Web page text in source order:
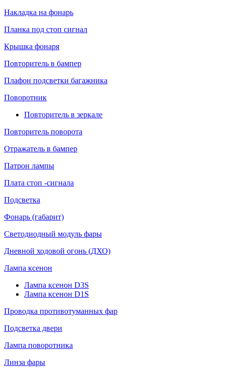
Накладка на фонарь
Планка под стоп сигнал
Крышка фонаря
Повторитель в бампер
Плафон подсветки багажника
Поворотник
Повторитель в зеркале
Повторитель поворота
Отражатель в бампер
Патрон лампы
Плата стоп -сигнала
Подсветка
Фонарь (габарит)
Светодиодный модуль фары
Дневной ходовой огонь (ДХО)
Лампа ксенон
Лампа ксенон D3S
Лампа ксенон D1S
Проводка противотуманных фар
Подсветка двери
Лампа поворотника
Линза фары